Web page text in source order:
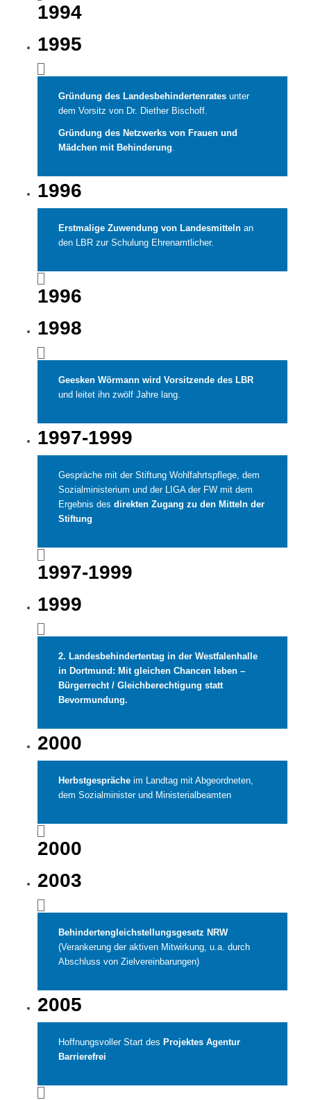
1994
1995
Gründung des Landesbehindertenratesunter
dem Vorsitz von Dr. Diether Bischoff.
Gründung des Netzwerks von Frauen und
Mädchen mit Behinderung
1996
Erstmalige Zuwendung von Landesmittelnan
den LBR zur Schulung Ehrenamtlicher.
1996
1998
Geesken Wörmann wird Vorsitzende des LBR
und leitet ihn zwölf Jahre lang.
1997-1999
Gespräche mit der Stiftung Wohlfahrtspflege, dem
Sozialministerium und der LIGA der FW mit dem
Ergebnis des direkten Zugang zu den Mitteln der
Stiftung
1997-1999
1999
2. Landesbehindertentag in der Westfalenhalle
in Dortmund: Mit gleichen Chancen leben –
Bürgerrecht / Gleichberechtigung statt
Bevormundung.
2000
Herbstgesprächeim Landtag mit Abgeordneten,
dem Sozialminister und Ministerialbeamten
2000
2003
Behindertengleichstellungsgesetz NRW
(Verankerung der aktiven Mitwirkung, u.a. durch
Abschluss von Zielvereinbarungen)
2005
Hoffnungsvoller Start des Projektes Agentur
Barrierefrei